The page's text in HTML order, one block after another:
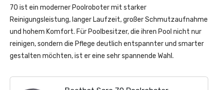
70 ist ein moderner Poolroboter mit starker
Reinigungsleistung, langer Laufzeit, großer Schmutzaufnahme
und hohem Komfort. Für Poolbesitzer, die ihren Pool nicht nur
reinigen, sondern die Pflege deutlich entspannter und smarter
gestalten möchten, ist er eine sehr spannende Wahl.